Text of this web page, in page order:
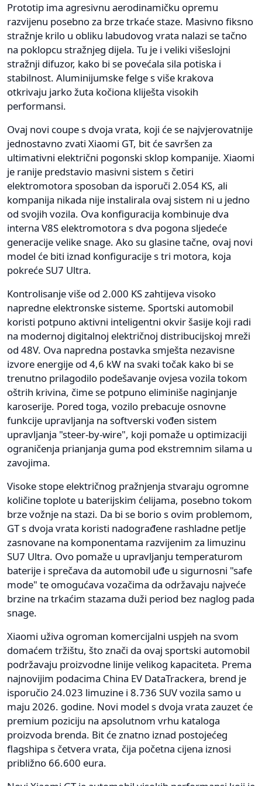
Prototip ima agresivnu aerodinamičku opremu
razvijenu posebno za brze trkaće staze. Masivno fiksno
stražnje krilo u obliku labudovog vrata nalazi se tačno
na poklopcu stražnjeg dijela. Tu je i veliki višeslojni
stražnji difuzor, kako bi se povećala sila potiska i
stabilnost. Aluminijumske felge s više krakova
otkrivaju jarko žuta kočiona kliješta visokih
performansi.
Ovaj novi coupe s dvoja vrata, koji će se najvjerovatnije
jednostavno zvati Xiaomi GT, bit će savršen za
ultimativni električni pogonski sklop kompanije. Xiaomi
je ranije predstavio masivni sistem s četiri
elektromotora sposoban da isporuči 2.054 KS, ali
kompanija nikada nije instalirala ovaj sistem ni u jedno
od svojih vozila. Ova konfiguracija kombinuje dva
interna V8S elektromotora s dva pogona sljedeće
generacije velike snage. Ako su glasine tačne, ovaj novi
model će biti iznad konfiguracije s tri motora, koja
pokreće SU7 Ultra.
Kontrolisanje više od 2.000 KS zahtijeva visoko
napredne elektronske sisteme. Sportski automobil
koristi potpuno aktivni inteligentni okvir šasije koji radi
na modernoj digitalnoj električnoj distribucijskoj mreži
od 48V. Ova napredna postavka smješta nezavisne
izvore energije od 4,6 kW na svaki točak kako bi se
trenutno prilagodilo podešavanje ovjesa vozila tokom
oštrih krivina, čime se potpuno eliminiše naginjanje
karoserije. Pored toga, vozilo prebacuje osnovne
funkcije upravljanja na softverski vođen sistem
upravljanja "steer-by-wire", koji pomaže u optimizaciji
ograničenja prianjanja guma pod ekstremnim silama u
zavojima.
Visoke stope električnog pražnjenja stvaraju ogromne
količine toplote u baterijskim ćelijama, posebno tokom
brze vožnje na stazi. Da bi se borio s ovim problemom,
GT s dvoja vrata koristi nadograđene rashladne petlje
zasnovane na komponentama razvijenim za limuzinu
SU7 Ultra. Ovo pomaže u upravljanju temperaturom
baterije i sprečava da automobil uđe u sigurnosni "safe
mode" te omogućava vozačima da održavaju najveće
brzine na trkaćim stazama duži period bez naglog pada
snage.
Xiaomi uživa ogroman komercijalni uspjeh na svom
domaćem tržištu, što znači da ovaj sportski automobil
podržavaju proizvodne linije velikog kapaciteta. Prema
najnovijim podacima China EV DataTrackera, brend je
isporučio 24.023 limuzine i 8.736 SUV vozila samo u
maju 2026. godine. Novi model s dvoja vrata zauzet će
premium poziciju na apsolutnom vrhu kataloga
proizvoda brenda. Bit će znatno iznad postojećeg
flagshipa s četvera vrata, čija početna cijena iznosi
približno 66.600 eura.